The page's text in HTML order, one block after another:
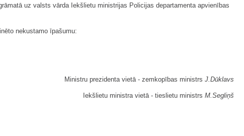
uz valsts vārda Iekšlietu ministrijas Policijas departamenta apvienības
nekustamo īpašumu:
Ministru prezidenta vietā - zemkopības ministrs J.Dūklavs
Iekšlietu ministra vietā - tieslietu ministrs M.Segliņš